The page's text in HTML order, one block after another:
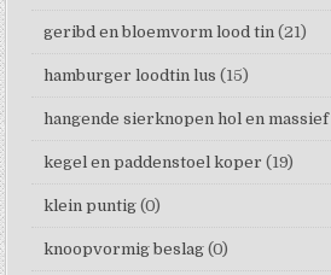
geribd en bloemvorm lood tin (21)
hamburger loodtin lus (15)
hangende sierknopen hol en massief
kegel en paddenstoel koper (19)
klein puntig (0)
knoopvormig beslag (0)